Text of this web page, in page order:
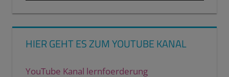
HIER GEHT ES ZUM YOUTUBE KANAL
YouTube Kanal lernfoerderung